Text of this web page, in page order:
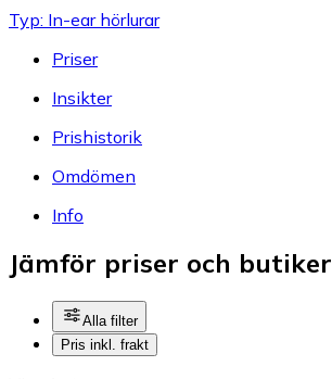
Typ: In-ear hörlurar
Priser
Insikter
Prishistorik
Omdömen
Info
Jämför priser och butiker
Alla filter
Pris inkl. frakt